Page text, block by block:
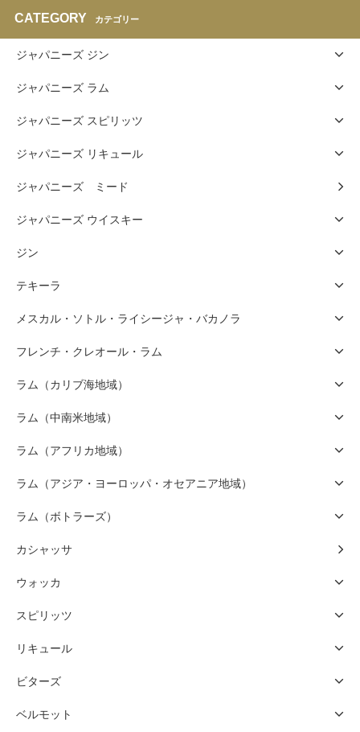
CATEGORY カテゴリー
ジャパニーズ ジン
ジャパニーズ ラム
ジャパニーズ スピリッツ
ジャパニーズ リキュール
ジャパニーズ ミード
ジャパニーズ ウイスキー
ジン
テキーラ
メスカル・ソトル・ライシージャ・バカノラ
フレンチ・クレオール・ラム
ラム（カリブ海地域）
ラム（中南米地域）
ラム（アフリカ地域）
ラム（アジア・ヨーロッパ・オセアニア地域）
ラム（ボトラーズ）
カシャッサ
ウォッカ
スピリッツ
リキュール
ビターズ
ベルモット